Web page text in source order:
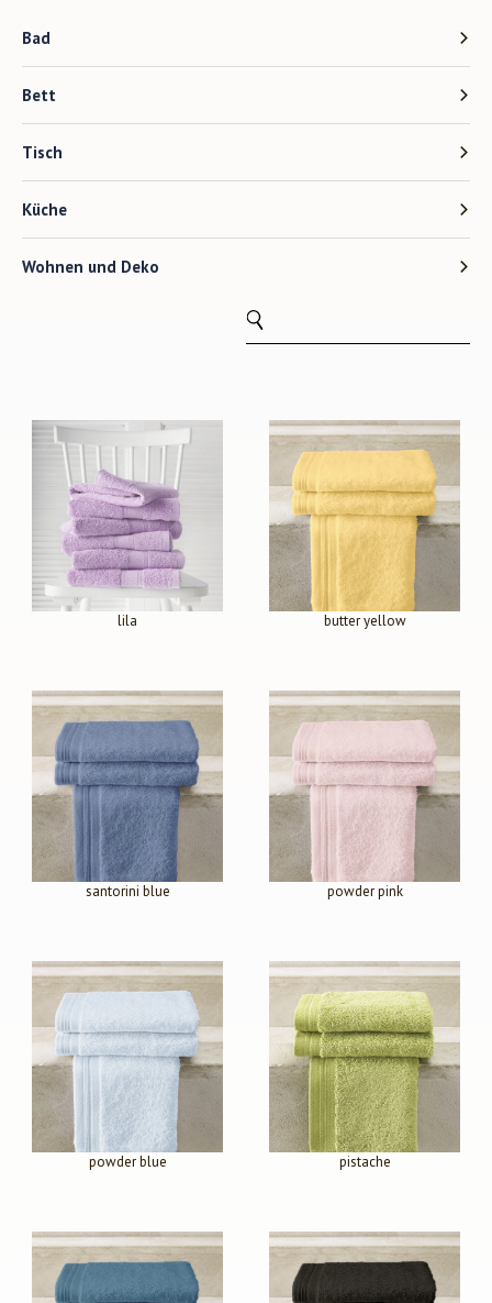
Bad
Bett
Tisch
Küche
Wohnen und Deko
lila butter yellow
santorini blue powder pink
powder blue pistache